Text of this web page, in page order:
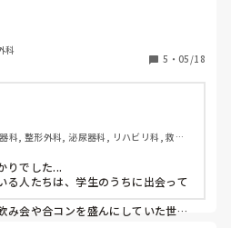
科
5 ・ 05/18
科, 整形外科, 泌尿器科, リハビリ科, 救急
りでした...
る人たちは、学生のうちに出会って
み会や合コンを盛んにしていた世代